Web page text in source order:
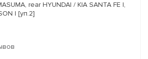
KIA SANTA FE I,
SPORTAGE II, TUCSON I [уп.2]